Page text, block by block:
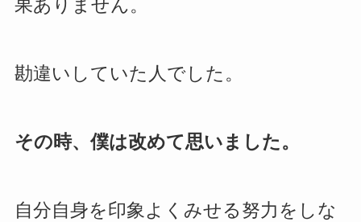
果ありません。
勘違いしていた人でした。
その時、僕は改めて思いました。
自分自身を印象よくみせる努力をしな